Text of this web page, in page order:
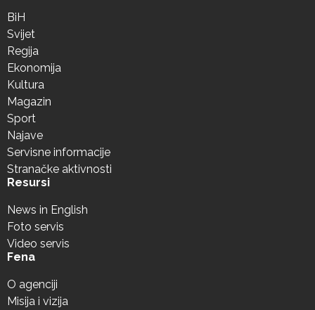
BiH
Svijet
Regija
Ekonomija
Kultura
Magazin
Sport
Najave
Servisne informacije
Stranačke aktivnosti
Resursi
News in English
Foto servis
Video servis
Fena
O agenciji
Misija i vizija